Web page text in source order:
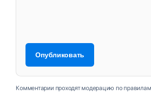
Комментарии проходят модерацию по